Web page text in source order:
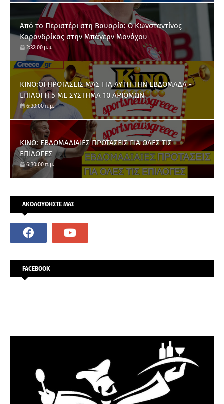
Από το Περιστέρι στη Βαυαρία: O Κωνσταντίνος
Καρανδρίκας στην Μπάγερν Μονάχου
2:32:00 μ.μ.
ΚΙΝΟ:ΟΙ ΠΡΟΤΑΣΕΙΣ ΜΑΣ ΓΙΑ ΑΥΤΗ ΤΗΝ ΕΒΔΟΜΑΔΑ -
ΕΠΙΛΟΓΗ 5 ΜΕ ΣΥΣΤΗΜΑ 10 ΑΡΙΘΜΩΝ
6:30:00 π.μ.
ΚΙΝΟ: ΕΒΔΟΜΑΔΙΑΙΕΣ ΠΡΟΤΑΣΕΙΣ ΓΙΑ ΟΛΕΣ ΤΙΣ
ΕΠΙΛΟΓΕΣ
6:30:00 π.μ.
ΑΚΟΛΟΥΘΗΣΤΕ ΜΑΣ
FACEBOOK